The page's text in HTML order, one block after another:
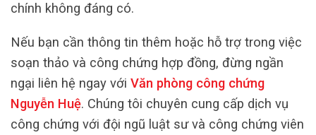
chính không đáng có.
Nếu bạn cần thông tin thêm hoặc hỗ trợ trong việc
soạn thảo và công chứng hợp đồng, đừng ngần
ngại liên hệ ngay với Văn phòng công chứng
Nguyễn Huệ. Chúng tôi chuyên cung cấp dịch vụ
công chứng với đội ngũ luật sư và công chứng viên